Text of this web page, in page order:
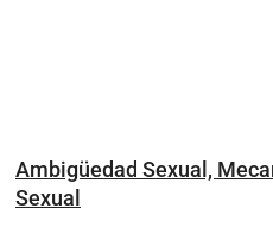
Ambigüedad Sexual,
Sexual